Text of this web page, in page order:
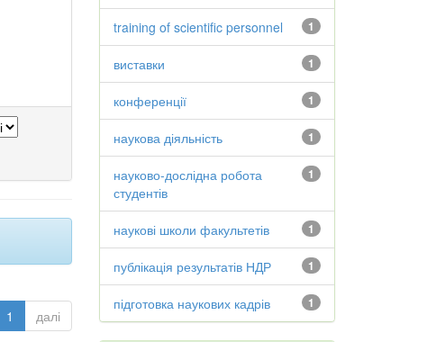
1 далі
1
training of scientific personnel
1
виставки
1
конференції
1
наукова діяльність
1
науково-дослідна робота
студентів
1
наукові школи факультетів
1
публікація результатів НДР
1
підготовка наукових кадрів